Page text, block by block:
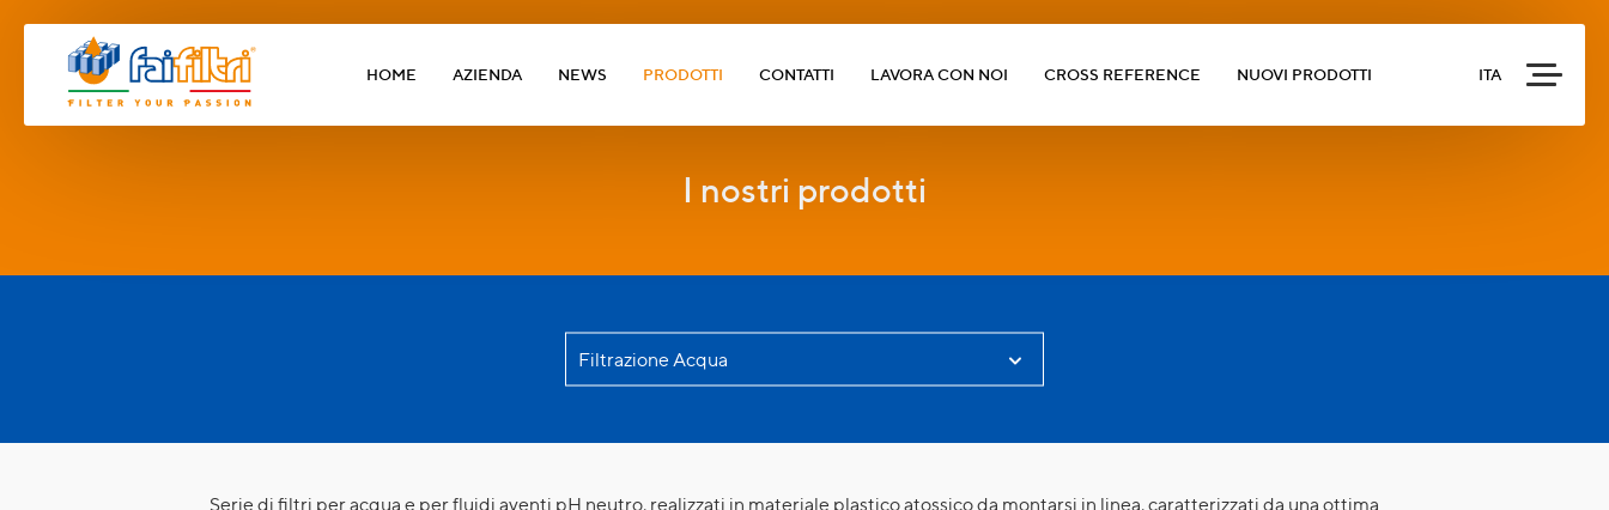
HOME AZIENDA NEWS PRODOTTI CONTATTI LAVORA CON NOI CROSS REFERENCE NUOVI PRODOTTI ITA
I nostri prodotti
Serie di filtri per acqua e per fluidi aventi pH neutro, realizzati in materiale plastico atossico da montarsi in linea, caratterizzati da una ottima